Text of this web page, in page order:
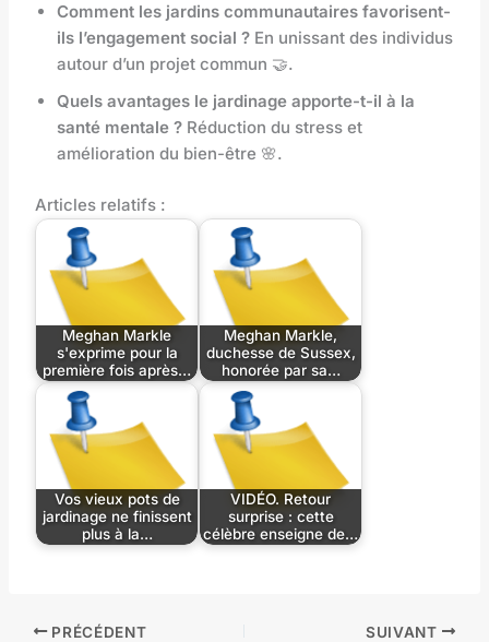
Comment les jardins communautaires favorisent-
ils l’engagement social ? En unissant des individus
autour d’un projet commun 🤝.
Quels avantages le jardinage apporte-t-il à la
santé mentale ? Réduction du stress et
amélioration du bien-être 🌸.
Articles relatifs :
Meghan Markle
s'exprime pour la
première fois après…
Meghan Markle,
duchesse de Sussex,
honorée par sa…
Vos vieux pots de
jardinage ne finissent
plus à la…
VIDÉO. Retour
surprise : cette
célèbre enseigne de…
PRÉCÉDENT SUIVANT